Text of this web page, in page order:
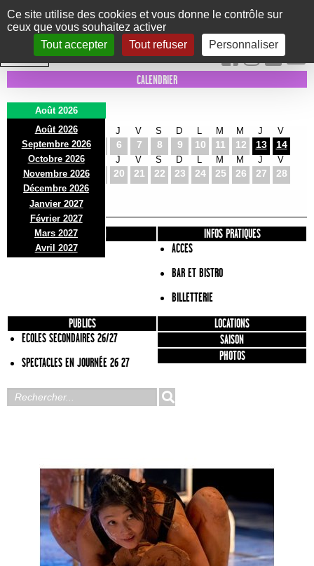
Panneau de gestion des cookies
Ce site utilise des cookies et vous donne le contrôle sur
ceux que vous souhaitez activer
Tout accepter
Tout refuser Personnaliser
Le Marni
CONCERTS DANSE/CIRQUE THÉÂTRE KIDS EXPOS EVENTS
INTRA MUROS
CALENDRIER
Août 2026
Août 2026
Septembre 2026
Octobre 2026
Novembre 2026
Décembre 2026
Janvier 2027
Février 2027
Mars 2027
Avril 2027
D
2
L
3
M
4
J
6
V
7
S
8
D
9 10
M
11
M
12
J
13
V
14
D
16
L
17
M
18
J
20
V
21
S
22
D
23 24
M
25
M
26
J
27
V
28
D
30
L
31
PRÉSENTATION
INFOS PRATIQUES
ACCES
BAR ET BISTRO
BILLETTERIE
PUBLICS
ECOLES SECONDAIRES 26/27
SPECTACLES EN JOURNÉE 26 27
LOCATIONS
SAISON
PHOTOS